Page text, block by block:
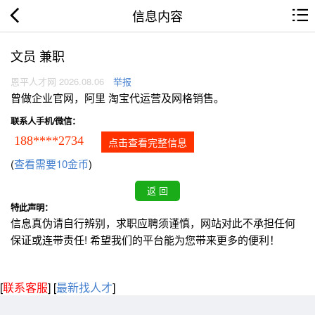
信息内容
文员 兼职
恩平人才网 2026.08.06 举报
曾做企业官网，阿里 淘宝代运营及网格销售。
联系人手机/微信：
188****2734 点击查看完整信息
(查看需要10金币)
特此声明：
信息真伪请自行辨别，求职应聘须谨慎，网站对此不承担任何
保证或连带责任! 希望我们的平台能为您带来更多的便利！
[联系客服] [最新找人才]